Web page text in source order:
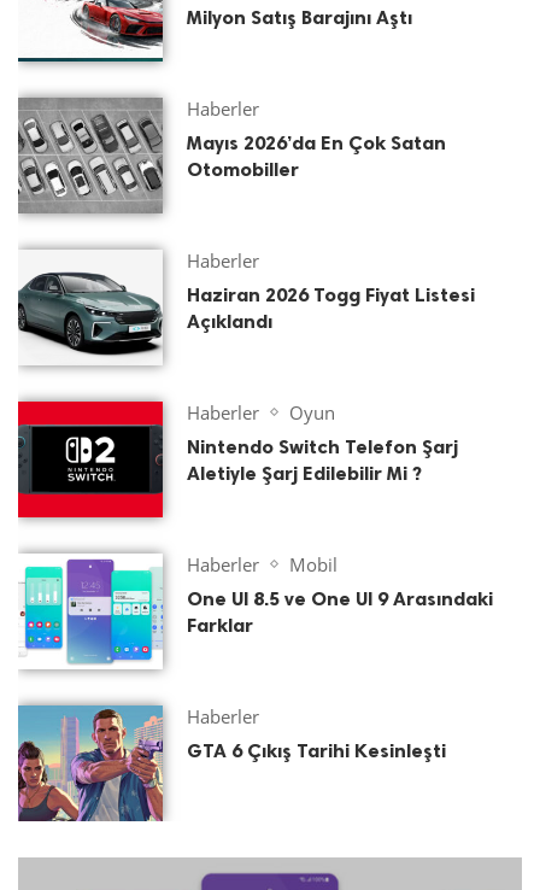
Milyon Satış Barajını Aştı
Haberler
Mayıs 2026’da En Çok Satan
Otomobiller
Haberler
Haziran 2026 Togg Fiyat Listesi
Açıklandı
Haberler Oyun
Nintendo Switch Telefon Şarj
Aletiyle Şarj Edilebilir Mi ?
Haberler Mobil
One UI 8.5 ve One UI 9 Arasındaki
Farklar
Haberler
GTA 6 Çıkış Tarihi Kesinleşti